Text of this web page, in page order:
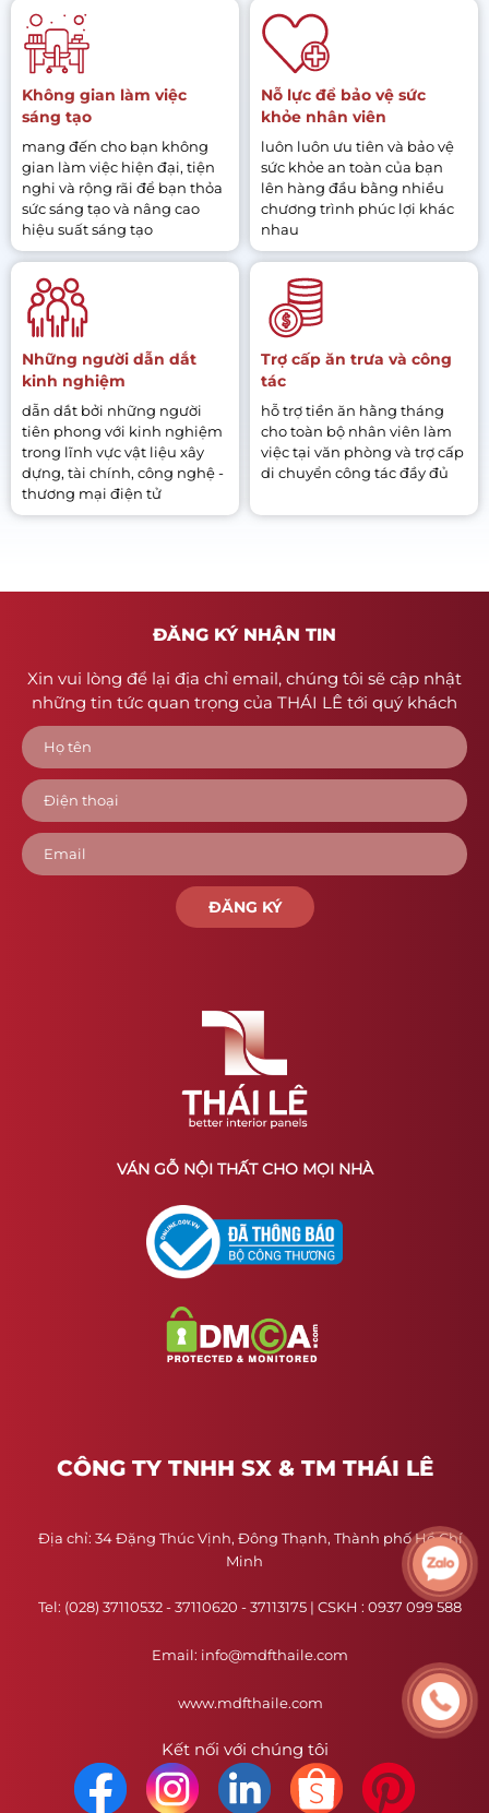
Không gian làm việc
sáng tạo
mang đến cho bạn không
gian làm việc hiện đại, tiện
nghi và rộng rãi để bạn thỏa
sức sáng tạo và nâng cao
hiệu suất sáng tạo
Nỗ lực để bảo vệ sức
khỏe nhân viên
luôn luôn ưu tiên và bảo vệ
sức khỏe an toàn của bạn
lên hàng đầu bằng nhiều
chương trình phúc lợi khác
nhau
Những người dẫn dắt
kinh nghiệm
dẫn dắt bởi những người
tiên phong với kinh nghiệm
trong lĩnh vực vật liệu xây
dựng, tài chính, công nghệ -
thương mại điện tử
Trợ cấp ăn trưa và công
tác
hỗ trợ tiền ăn hằng tháng
cho toàn bộ nhân viên làm
việc tại văn phòng và trợ cấp
di chuyển công tác đầy đủ
ĐĂNG KÝ NHẬN TIN
Xin vui lòng để lại địa chỉ email, chúng tôi sẽ cập nhật
những tin tức quan trọng của THÁI LÊ tới quý khách
ĐĂNG KÝ
VÁN GỖ NỘI THẤT CHO MỌI NHÀ
CÔNG TY TNHH SX & TM THÁI LÊ
Địa chỉ: 34 Đặng Thúc Vịnh, Đông Thạnh, Thành phố Hồ Chí
Minh
Tel: (028) 37110532 - 37110620 - 37113175 | CSKH : 0937 099 588
Email: info@mdfthaile.com
www.mdfthaile.com
Kết nối với chúng tôi